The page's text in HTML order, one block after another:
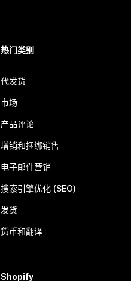
热门类别
代发货
市场
产品评论
增销和捆绑销售
电子邮件营销
搜索引擎优化 (SEO)
发货
货币和翻译
Shopify